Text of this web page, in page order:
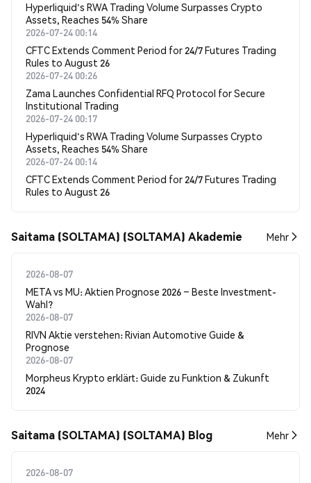
Hyperliquid's RWA Trading Volume Surpasses Crypto
Assets, Reaches 54% Share
2026-07-24 00:14
CFTC Extends Comment Period for 24/7 Futures Trading
Rules to August 26
2026-07-24 00:26
Zama Launches Confidential RFQ Protocol for Secure
Institutional Trading
2026-07-24 00:17
Hyperliquid's RWA Trading Volume Surpasses Crypto
Assets, Reaches 54% Share
2026-07-24 00:14
CFTC Extends Comment Period for 24/7 Futures Trading
Rules to August 26
Saitama (SOLTAMA) (SOLTAMA) Akademie Mehr
2026-08-07
META vs MU: Aktien Prognose 2026 – Beste Investment-
Wahl?
2026-08-07
RIVN Aktie verstehen: Rivian Automotive Guide &
Prognose
2026-08-07
Morpheus Krypto erklärt: Guide zu Funktion & Zukunft
2024
Saitama (SOLTAMA) (SOLTAMA) Blog Mehr
2026-08-07